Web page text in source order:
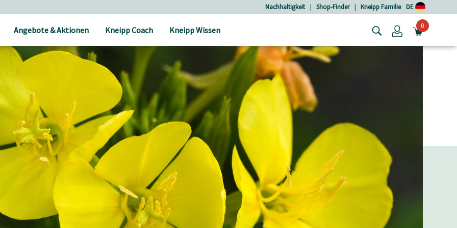
Nachhaltigkeit | Shop-Finder | Kneipp Familie DE
Angebote & Aktionen Kneipp Coach Kneipp Wissen Login0